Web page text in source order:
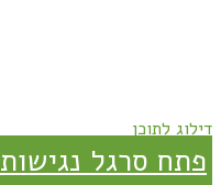
דילוג לתוכן
פתח סרגל נגישות